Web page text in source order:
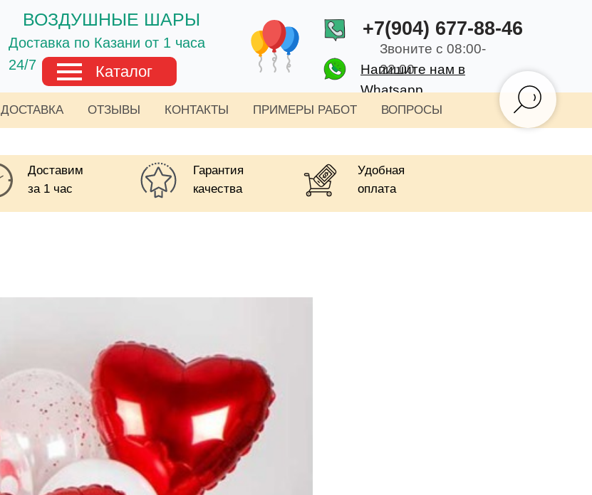
+7(904) 677-88-46
ВОЗДУШНЫЕ ШАРЫ
Доставка по Казани от 1 часа
24/7
Звоните с 08:00-
22:00
Напишите нам в
Whatsapp
Каталог
ДОСТАВКА ОТЗЫВЫ КОНТАКТЫ ПРИМЕРЫ РАБОТ ВОПРОСЫ
Доставим
за 1 час
Гарантия
качества
Удобная
оплата